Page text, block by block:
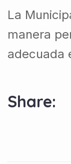
La
manera
adecuada
Share: